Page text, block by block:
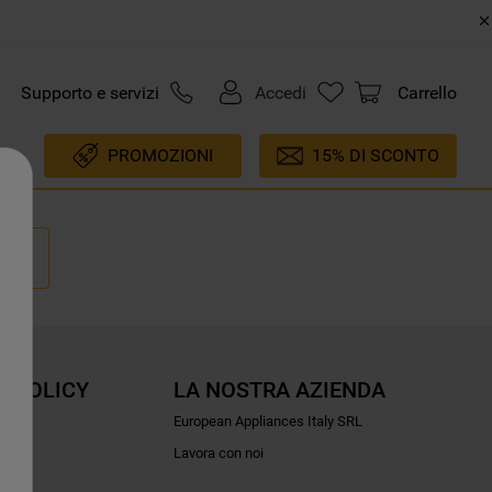
Supporto e servizi Accedi Carrello
PROMOZIONI 15% DI SCONTO
POLICY LA NOSTRA AZIENDA
European Appliances Italy SRL
Lavora con noi